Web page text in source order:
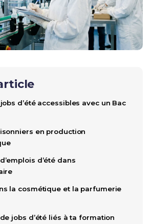
d’été accessibles avec un Bac
en production
d’été dans
la cosmétique et la parfumerie
jobs d’été liés à ta formation